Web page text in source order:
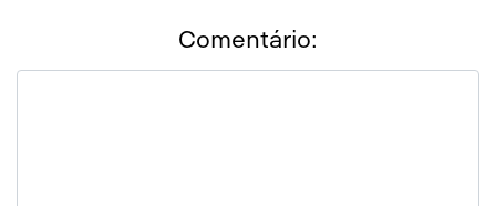
Comentário: